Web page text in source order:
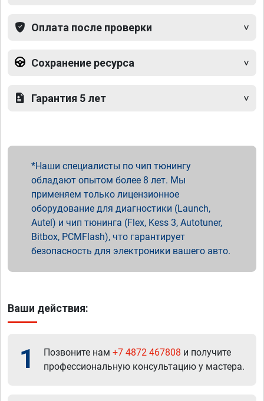
Оплата после проверки
Сохранение ресурса
Гарантия 5 лет
Наши специалисты по чип тюнингу
обладают опытом более 8 лет. Мы
применяем только лицензионное
оборудование для диагностики (Launch,
Autel) и чип тюнинга (Flex, Kess 3, Autotuner,
Bitbox, PCMFlash), что гарантирует
безопасность для электроники вашего авто.
Ваши действия:
1 Позвоните нам +7 4872 467808 и получите
профессиональную консультацию у мастера.